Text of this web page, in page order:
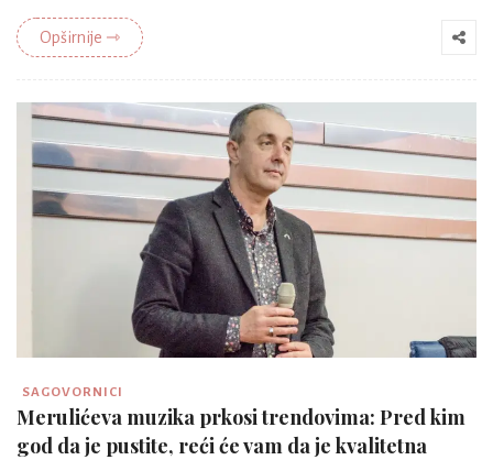
Opširnije ⇾
SAGOVORNICI
Merulićeva muzika prkosi trendovima: Pred kim
god da je pustite, reći će vam da je kvalitetna